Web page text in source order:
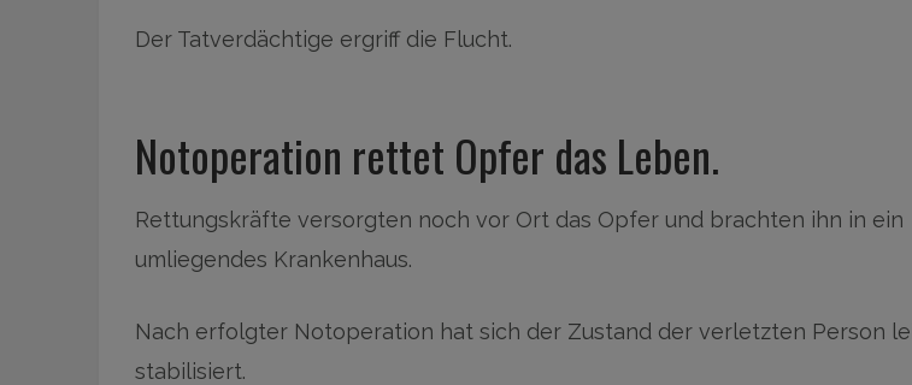
Der Tatverdächtige ergriff die Flucht.
Notoperation rettet Opfer das Leben.
Rettungskräfte versorgten noch vor Ort das Opfer und brachten ihn in ein
umliegendes Krankenhaus.
Nach erfolgter Notoperation hat sich der Zustand der verletzten Person
stabilisiert.